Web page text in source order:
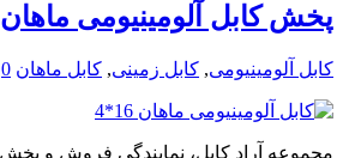
پخش کابل آلومینیومی ماهان 16*4
کابل آلومینیومی, کابل زمینی, کابل ماهان 0